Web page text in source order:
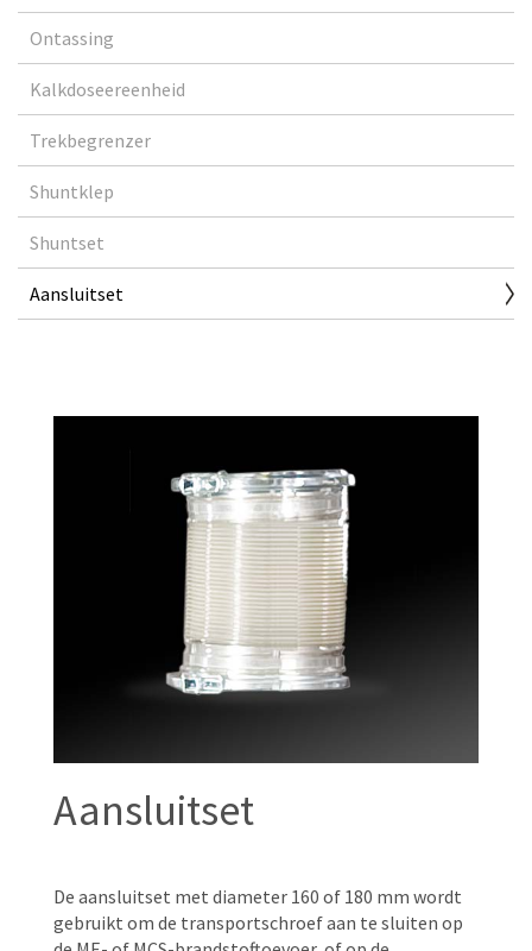
Ontassing
Kalkdoseereenheid
Trekbegrenzer
Shuntklep
Shuntset
Aansluitset
Aansluitset
De aansluitset met diameter 160 of 180 mm wordt
gebruikt om de transportschroef aan te sluiten op